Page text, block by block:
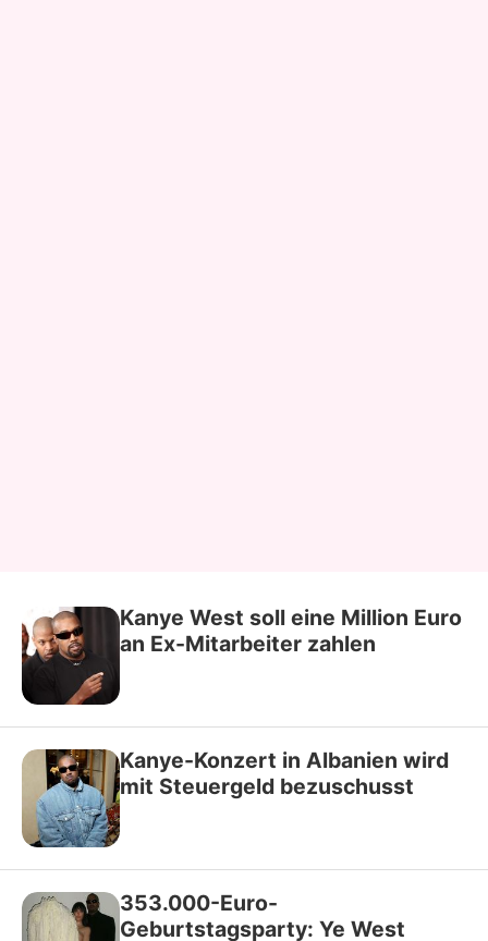
Kanye West soll eine Million Euro
an Ex-Mitarbeiter zahlen
Kanye-Konzert in Albanien wird
mit Steuergeld bezuschusst
353.000-Euro-
Geburtstagsparty: Ye West